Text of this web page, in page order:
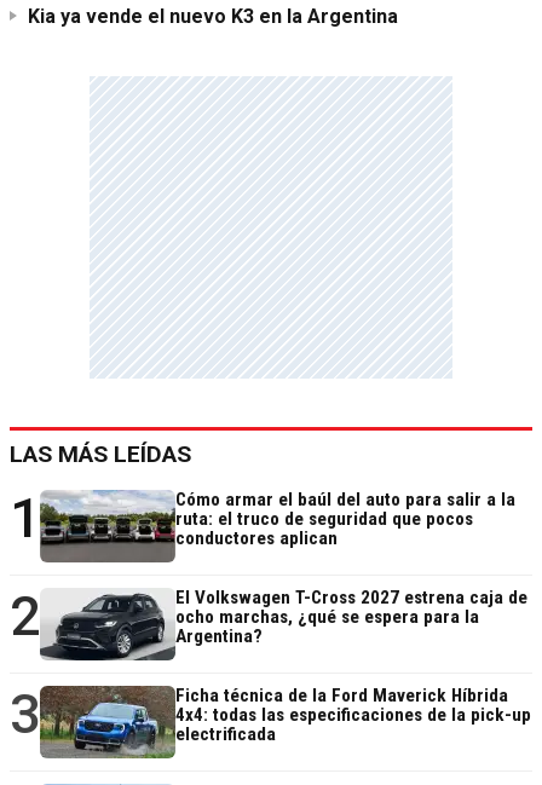
Kia ya vende el nuevo K3 en la Argentina
LAS MÁS LEÍDAS
1
Cómo armar el baúl del auto para salir a la
ruta: el truco de seguridad que pocos
conductores aplican
2
El Volkswagen T-Cross 2027 estrena caja de
ocho marchas, ¿qué se espera para la
Argentina?
3
Ficha técnica de la Ford Maverick Híbrida
4x4: todas las especificaciones de la pick-up
electrificada